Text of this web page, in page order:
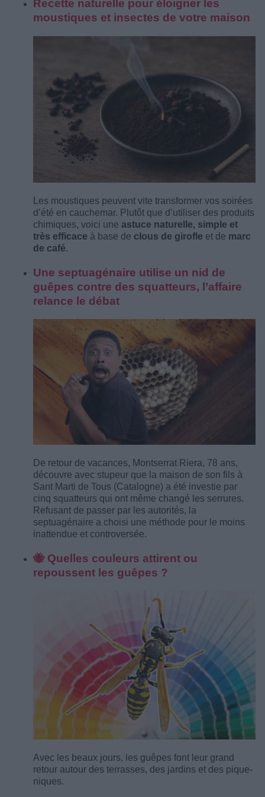
Recette naturelle pour éloigner les
moustiques et insectes de votre maison
Les moustiques peuvent vite transformer vos soirées
d’été en cauchemar. Plutôt que d’utiliser des produits
chimiques, voici une astuce naturelle, simple et
très efficace à base de clous de girofle et de marc
de café.
Une septuagénaire utilise un nid de
guêpes contre des squatteurs, l’affaire
relance le débat
De retour de vacances, Montserrat Riera, 78 ans,
découvre avec stupeur que la maison de son fils à
Sant Marti de Tous (Catalogne) a été investie par
cinq squatteurs qui ont même changé les serrures.
Refusant de passer par les autorités, la
septuagénaire a choisi une méthode pour le moins
inattendue et controversée.
🐝 Quelles couleurs attirent ou
repoussent les guêpes ?
Avec les beaux jours, les guêpes font leur grand
retour autour des terrasses, des jardins et des pique-
niques.